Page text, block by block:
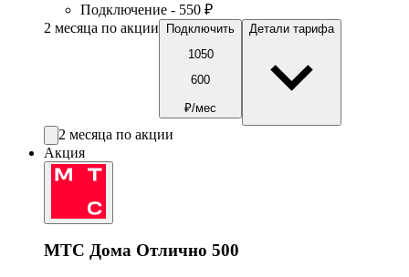
Подключение - 550 ₽
2 месяца по акции
Подключить
1050
600
₽/мес
Детали тарифа
2 месяца по акции
Акция
МТС Дома Отлично 500